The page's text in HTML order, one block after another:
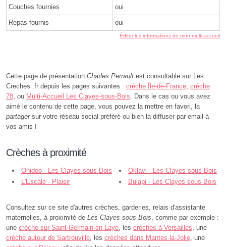
Couches fournies oui
Repas fournis oui
Éditer les informations de mon multi-accueil
Cette page de présentation Charles Perrault est consultable sur Les
Creches .fr depuis les pages suivantes : crèche Île-de-France crèche
78 , ou Multi-Accueil Les Clayes-sous-Bois . Dans le cas ou vous avez
aimé le contenu de cette page, vous pouvez la mettre en favori, la
partagersur votre réseau social préféré ou bien la diffuser par email à
vos amis !
Crèches à proximité
Onidoo - Les Clayes-sous-Bois
Oklavi - Les Clayes-sous-Bois
L'Escale - Plaisir
Bulapi - Les Clayes-sous-Bois
Consultez sur ce site d'autres crèches, garderies, relais d'assistante
maternelles, à proximité de Les Clayes-sous-Bois , comme par exemple :
une crèche sur Saint-Germain-en-Laye , les crèches à Versailles , une
crèche autour de Sartrouville , les crèches dans Mantes-la-Jolie , une